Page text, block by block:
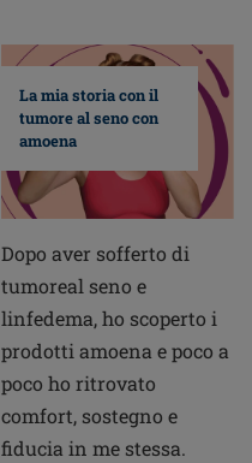
La mia storia con il
tumore al seno con
amoena
Dopo aver sofferto di
tumoreal seno e
linfedema, ho scoperto i
prodotti amoena e poco a
poco ho ritrovato
comfort, sostegno e
fiducia in me stessa.